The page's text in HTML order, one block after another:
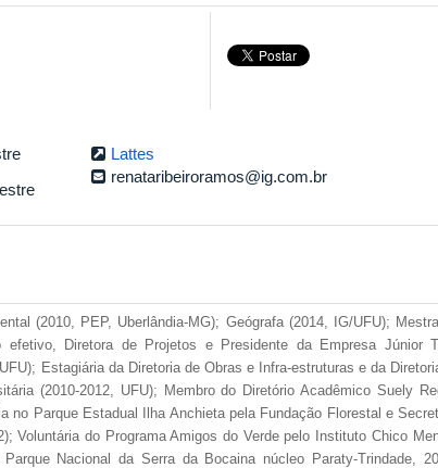
Lattes
renataribeiroramos@ig.com.br
(2010, PEP, Uberlândia-MG); Geógrafa (2014, IG/UFU);
efetivo, Diretora de Projetos e Presidente da Empresa Júnior
Estagiária da Diretoria de Obras e Infra-estruturas e da
(2010-2012, UFU); Membro do Diretório Acadêmico Suely
no Parque Estadual Ilha Anchieta pela Fundação Florestal e
Voluntária do Programa Amigos do Verde pelo Instituto Chico
Nacional da Serra da Bocaina núcleo Paraty-Trindade,